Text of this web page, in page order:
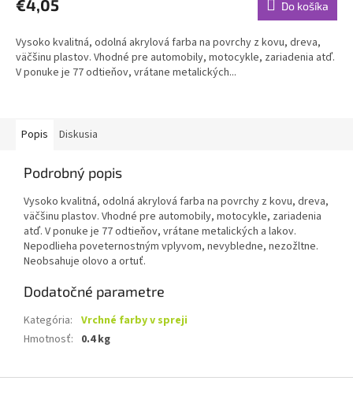
€4,05 Do košíka
Vysoko kvalitná, odolná akrylová farba na povrchy z kovu, dreva,
väčšinu plastov. Vhodné pre automobily, motocykle, zariadenia atď.
V ponuke je 77 odtieňov, vrátane metalických...
Popis Diskusia
Podrobný popis
Vysoko kvalitná, odolná akrylová farba na povrchy z kovu, dreva,
väčšinu plastov. Vhodné pre automobily, motocykle, zariadenia
atď. V ponuke je 77 odtieňov, vrátane metalických a lakov.
Nepodlieha poveternostným vplyvom, nevybledne, nezožltne.
Neobsahuje olovo a ortuť.
Dodatočné parametre
Kategória: Vrchné farby v spreji
Hmotnosť: 0.4 kg